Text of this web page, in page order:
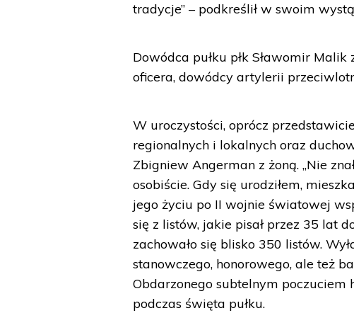
tradycje” – podkreślił w swoim
Dowódca pułku płk Sławomir
oficera, dowódcy artylerii
W uroczystości, oprócz
regionalnych i lokalnych oraz
Zbigniew Angerman z żoną. „Nie
osobiście. Gdy się urodziłem,
jego życiu po II wojnie światowej
się z listów, jakie pisał przez 35 lat
zachowało się blisko 350 listów.
stanowczego, honorowego, ale też
Obdarzonego subtelnym poczuciem
podczas święta pułku.